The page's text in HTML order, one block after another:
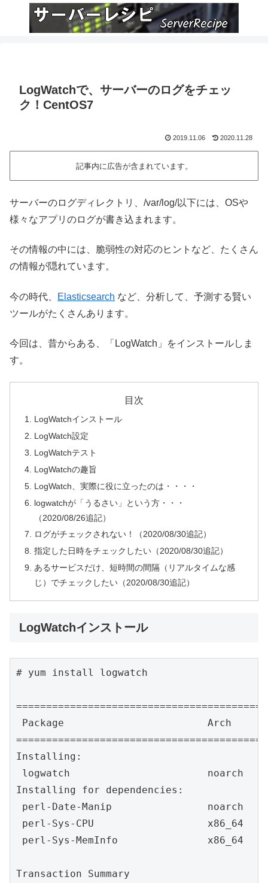
LogWatchで、サーバーのログをチェッ
ク！CentOS7
2019.11.06 2020.11.28
記事内に広告が含まれています。
サーバーのログディレクトリ、/var/log/以下には、OSや
様々なアプリのログが書き込まれます。
その情報の中には、脆弱性の対応のヒントなど、たくさん
の情報が隠れています。
今の時代、 Elasticsearch など、分析して、予測する賢い
ツールがたくさんあります。
今回は、昔からある、「LogWatch」をインストールしま
す。
目次
LogWatchインストール
LogWatch設定
LogWatchテスト
LogWatchの趣旨
LogWatch、実際に役に立ったのは・・・・
logwatchが「うるさい」という方・・・
（2020/08/26追記）
ログがチェックされない！（2020/08/30追記）
指定した日時をチェックしたい（2020/08/30追記）
あるサービスだけ、短時間の間隔（リアルタイムな感
じ）でチェックしたい（2020/08/30追記）
LogWatchインストール
# yum install logwatch
Package                        Arch
Installing:
logwatch                       noarch
Installing for dependencies:
perl-Date-Manip
perl-Sys-CPU
perl-Sys-MemInfo
Transaction Summary